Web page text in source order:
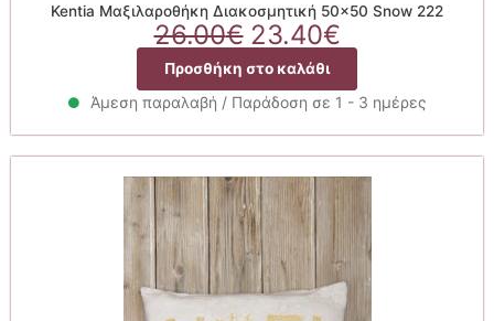
Kentia Μαξιλαροθήκη Διακοσμητική 50×50 Snow 222
26.00€ Original
price
was:
26.00€.
23.40€Η
τρέχουσα
τιμή
είναι:
23.40€.
Προσθήκη στο καλάθι
Άμεση παραλαβή / Παράδοση σε 1 - 3 ημέρες